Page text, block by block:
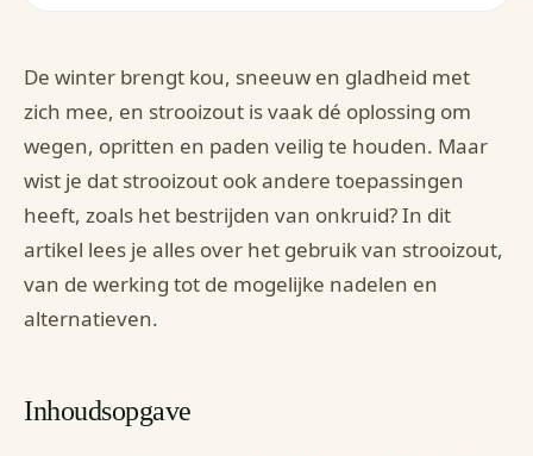
De winter brengt kou, sneeuw en gladheid met
zich mee, en strooizout is vaak dé oplossing om
wegen, opritten en paden veilig te houden. Maar
wist je dat strooizout ook andere toepassingen
heeft, zoals het bestrijden van onkruid? In dit
artikel lees je alles over het gebruik van strooizout,
van de werking tot de mogelijke nadelen en
alternatieven.
Inhoudsopgave